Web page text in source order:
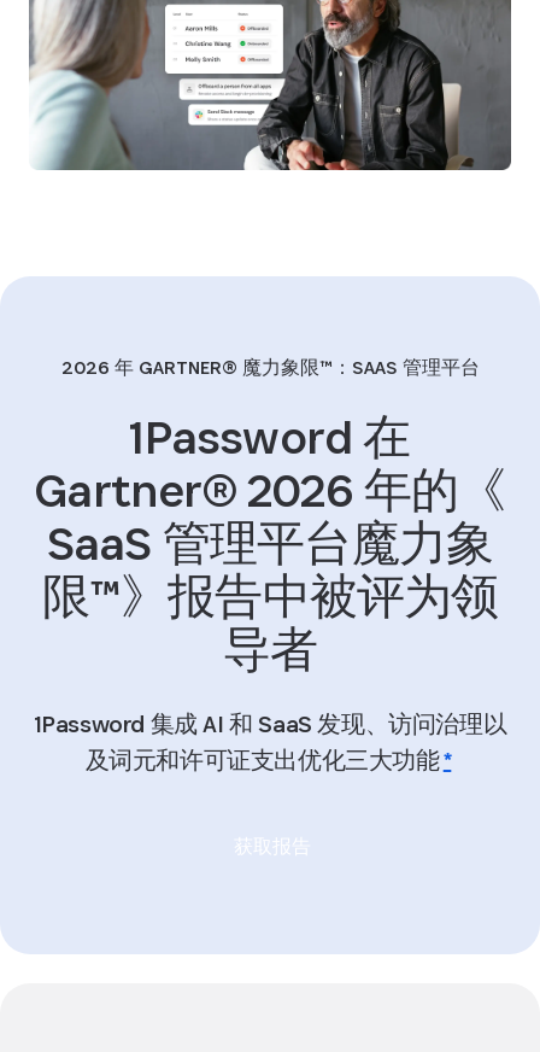
2026 年 GARTNER® 魔力象限™：SAAS 管理平台
1Password 在
Gartner® 2026 年的《
SaaS 管理平台魔力象
限™》报告中被评为领
导者
1Password 集成 AI 和 SaaS 发现、访问治理以
及词元和许可证支出优化三大功能*
获取报告